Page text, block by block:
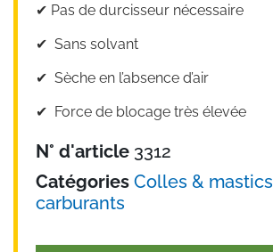
✔︎ Pas de durcisseur nécessaire
✔︎ Sans solvant
✔︎ Sèche en l’absence d’air
✔︎ Force de blocage très élevée
N° d'article 3312
Catégories Colles & mastics
carburants